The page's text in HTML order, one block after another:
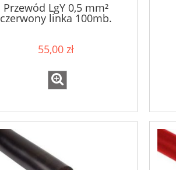
Przewód LgY 0,5 mm²
czerwony linka 100mb.
55,00 zł